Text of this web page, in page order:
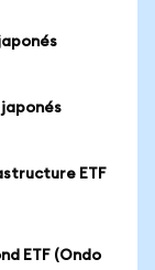
japonés
ETF
ETF (Ondo